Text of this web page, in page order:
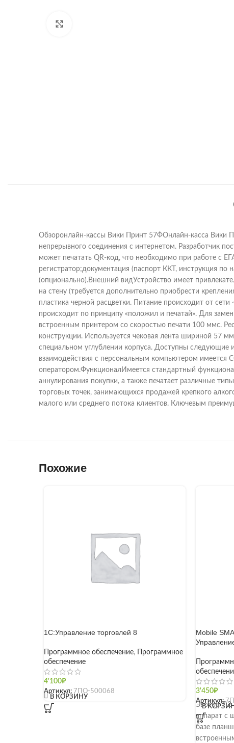
Обзоронлайн-кассы Вики Принт 57ФОнлайн-касса Вики
непрерывного соединения с интернетом. Разработчик
может печатать QR-код, что необходимо при работе с
регистратор;документация (паспорт ККТ, инструкция по
(опционально).Внешний видУстройство имеет
на стену (требуется дополнительно приобрести
пластика черной расцветки. Питание происходит от
происходит по принципу «положил и печатай». Для
встроенным принтером со скоростью печати 100 ммс.
конструкции. Используется чековая лента шириной 57
специальном углублении корпуса. Доступны следующие
взаимодействия с персональным компьютером имеется
оператором.ФункционалИмеется стандартный
аннулирования покупки, а также печатает различные
торговых точек, занимающихся продажей крепкого
малого или среднего потока клиентов. Ключевым
Похожие
1С:Управление торговлей 8
Программное обеспечение,
Программное
обеспечение
4'100₽
В КОРЗИНУ
Артикул: 7ПО-500068
[]
Mobile
3'450₽
В
Артикул:
Эвотор 7.2
аппарат с
базе